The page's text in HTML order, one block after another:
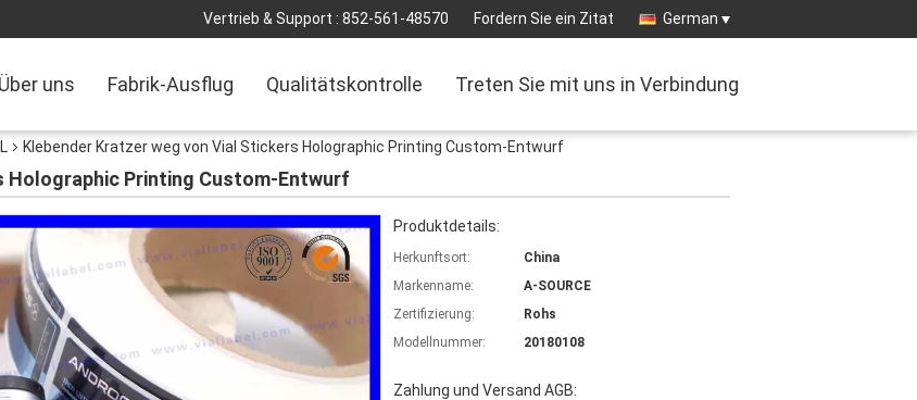
Vertrieb & Support : 852-561-48570 Fordern Sie ein Zitat German
Über uns Fabrik-Ausflug Qualitätskontrolle Treten Sie mit uns in Verbindung
Klebender Kratzer weg von Vial Stickers Holographic Printing Custom-Entwurf
Holographic Printing Custom-Entwurf
Produktdetails:
Herkunftsort:
China
Markenname:
A-SOURCE
Zertifizierung:
Rohs
Modellnummer:
20180108
Zahlung und Versand AGB: